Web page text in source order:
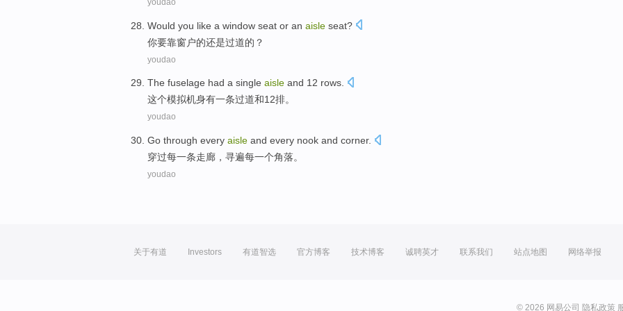
Would you like a window seat or an aisle seat?
你要靠窗户的还是过道的？
youdao
The fuselage had a single aisle and 12 rows.
这个模拟机身有一条过道和12排。
youdao
Go through every aisle and every nook and corner.
穿过每一条走廊 ， 寻遍每一个角落。
youdao
关于有道 Investors 有道智选 官方博客 技术博客 诚聘英才 联系我们 站点地图 网络举报
© 2026 网易公司 隐私政策